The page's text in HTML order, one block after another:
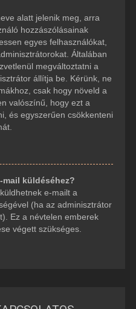
alatt jelenik meg, arra
hozzászólásainak
egyes felhasználókat,
Általában
megváltoztatni a
állítja be. Kérünk, ne
csak hogy növeld a
valószínű, hogy ezt a
és egyszerűen csökkenteni
mail küldéséhez?
e-mailt a
(ha az adminisztrátor
Ez a névtelen emberek
végett szükséges.